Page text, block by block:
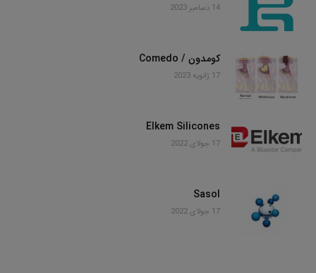
14 دسامبر 2023
کومدون / Comedo
17 ژانویه 2023
Elkem Silicones
17 جولای 2022
Sasol
17 جولای 2022